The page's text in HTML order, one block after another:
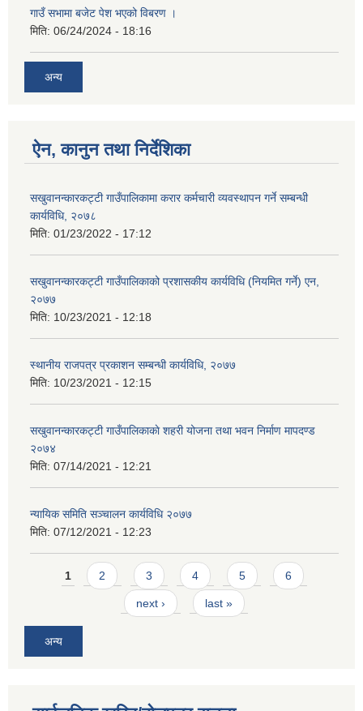
गाउँ सभामा बजेट पेश भएको विबरण ।
मिति: 06/24/2024 - 18:16
अन्य
ऐन, कानुन तथा निर्देशिका
सखुवानन्कारकट्टी गाउँपालिकामा करार कर्मचारी व्यवस्थापन गर्ने सम्बन्धी
कार्यविधि, २०७८
मिति: 01/23/2022 - 17:12
सखुवानन्कारकट्टी गाउँपालिकाको प्रशासकीय कार्यविधि (नियमित गर्ने) एन,
२०७७
मिति: 10/23/2021 - 12:18
स्थानीय राजपत्र प्रकाशन सम्बन्धी कार्यविधि, २०७७
मिति: 10/23/2021 - 12:15
सखुवानन्कारकट्टी गाउँपालिकाकाे शहरी योजना तथा भवन निर्माण मापदण्ड
२०७४
मिति: 07/14/2021 - 12:21
न्यायिक समिति सञ्चालन कार्यविधि २०७७
मिति: 07/12/2021 - 12:23
Pages
1 2 3 4 5 6
next › last »
अन्य